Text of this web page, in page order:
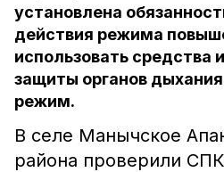
установлена
действия режима
использовать средства
защиты органов
режим.
В селе Манычское
района проверили